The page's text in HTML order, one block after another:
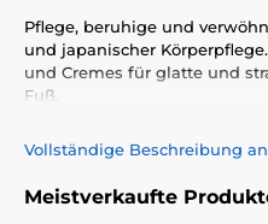
Pflege, beruhige und
und japanischer
und Cremes für glatte und
Fuß.
Vollständige Beschreibung
Meistverkaufte